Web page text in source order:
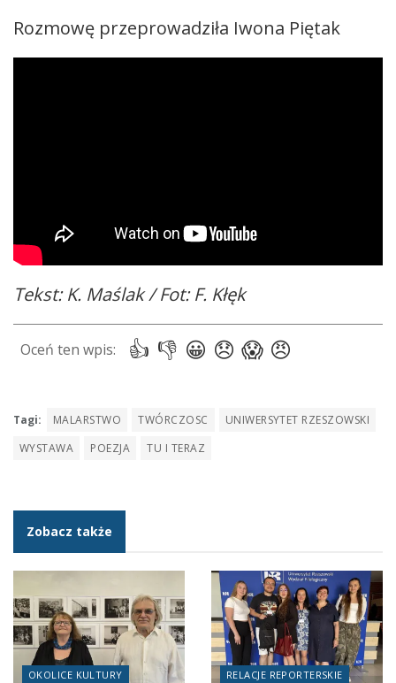
Rozmowę przeprowadziła Iwona Piętak
Tekst: K. Maślak / Fot: F. Kłęk
Tagi: MALARSTWO TWÓRCZOSC
UNIWERSYTET RZESZOWSKI
WYSTAWA
POEZJA TU I TERAZ
Zobacz także
OKOLICE KULTURY RELACJE REPORTERSKIE